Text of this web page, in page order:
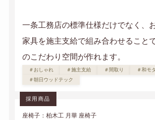
一条工務店の標準仕様だけでなく、
家具を施主支給で組み合わせること
のこだわり空間が作れます。
＃おしゃれ ＃施主支給 ＃間取り
＃和モ
＃朝日ウッドテック
採用商品
座椅子：柏木工 月華 座椅子